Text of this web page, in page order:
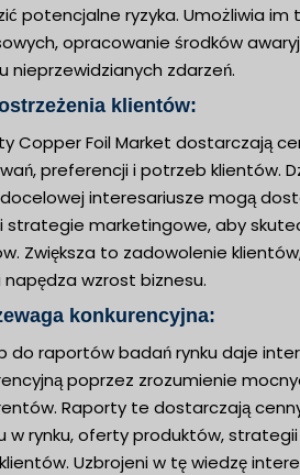
potencjalne ryzyka. Umożliwia
opracowanie środków
nieprzewidzianych zdarzeń.
klientów:
Copper Foil Market dostarczają
preferencji i potrzeb klientów.
interesariusze mogą
i strategie marketingowe, aby
Zwiększa to zadowolenie
napędza wzrost biznesu.
konkurencyjna:
do raportów badań rynku daje
poprzez zrozumienie
Raporty te dostarczają
w rynku, oferty produktów,
Uzbrojeni w tę wiedzę